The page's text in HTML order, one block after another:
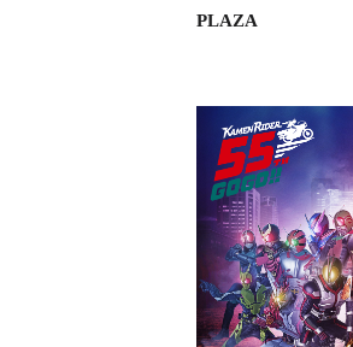
PLAZA